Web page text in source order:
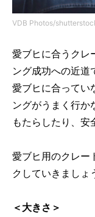
VDB Photos/
愛ブヒに合うクレ
ング成功への近道
愛ブヒに合ってい
ングがうまく行か
もたらしたり、安
愛ブヒ用のクレー
クしていきましょ
＜大きさ＞